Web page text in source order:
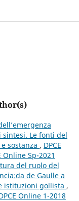
Le fonti del
sostanza , DPCE
Online Sp-2021
del ruolo del
de Gaulle a
istituzioni gollista ,
Online 1-2018